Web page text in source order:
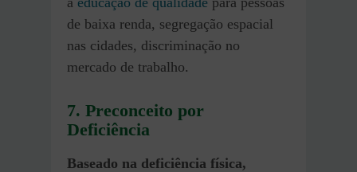
de baixa renda, segregação espacial
nas cidades, discriminação no
mercado de trabalho.
7. Preconceito por
Deficiência
Baseado na deficiência física,